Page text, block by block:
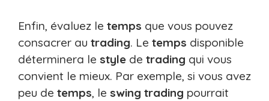
Enfin, évaluez le temps que vous pouvez
consacrer au trading. Le temps disponible
déterminera le style de trading qui vous
convient le mieux. Par exemple, si vous avez
peu de temps, le swing trading pourrait